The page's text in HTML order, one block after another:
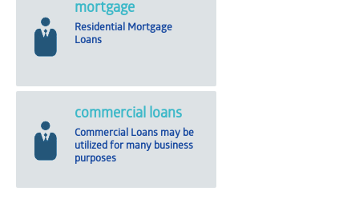
mortgage
Residential Mortgage
Loans
commercial loans
Commercial Loans may be
utilized for many business
purposes